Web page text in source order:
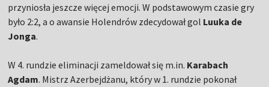
przyniosła jeszcze więcej emocji. W podstawowym czasie gry
było 2:2, a o awansie Holendrów zdecydował gol Luuka de
Jonga.
W 4. rundzie eliminacji zameldował się m.in. Karabach
Agdam. Mistrz Azerbejdżanu, który w 1. rundzie pokonał